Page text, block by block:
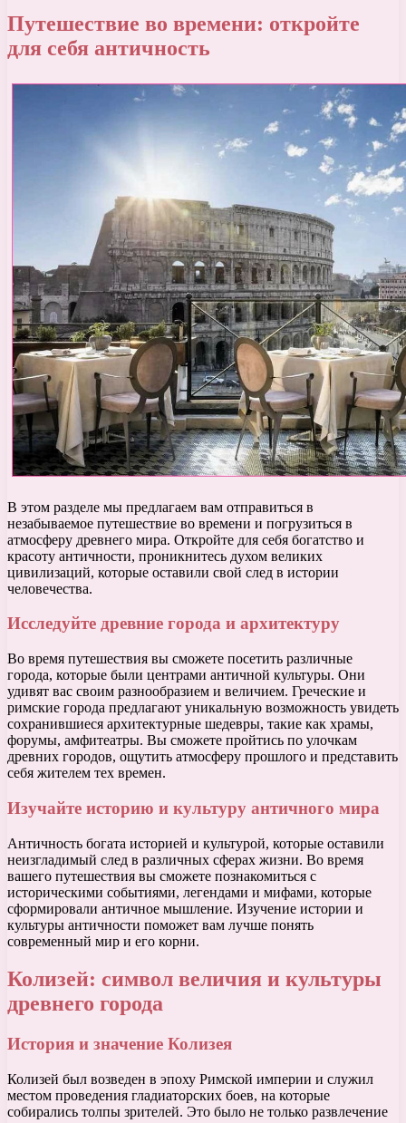
Путешествие во времени: откройте
для себя античность
В этом разделе мы предлагаем вам отправиться в
незабываемое путешествие во времени и погрузиться в
атмосферу древнего мира. Откройте для себя богатство и
красоту античности, проникнитесь духом великих
цивилизаций, которые оставили свой след в истории
человечества.
Исследуйте древние города и архитектуру
Во время путешествия вы сможете посетить различные
города, которые были центрами античной культуры. Они
удивят вас своим разнообразием и величием. Греческие и
римские города предлагают уникальную возможность увидеть
сохранившиеся архитектурные шедевры, такие как храмы,
форумы, амфитеатры. Вы сможете пройтись по улочкам
древних городов, ощутить атмосферу прошлого и представить
себя жителем тех времен.
Изучайте историю и культуру античного мира
Античность богата историей и культурой, которые оставили
неизгладимый след в различных сферах жизни. Во время
вашего путешествия вы сможете познакомиться с
историческими событиями, легендами и мифами, которые
сформировали античное мышление. Изучение истории и
культуры античности поможет вам лучше понять
современный мир и его корни.
Колизей: символ величия и культуры
древнего города
История и значение Колизея
Колизей был возведен в эпоху Римской империи и служил
местом проведения гладиаторских боев, на которые
собирались толпы зрителей. Это было не только развлечение